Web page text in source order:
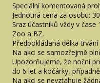
Speciální komentovaná
Jednotná cena za osobu:
Sraz účastníků vždy v čase
Zoo a BZ.
Předpokládaná délka
Na akci se samozřejmě
Upozorňujeme, že noční
do 6 let a kočárky,
Na akci se nevztahuje